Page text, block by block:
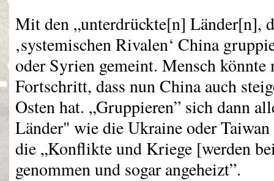
Mit den „unterdrückte[n] Länder[n],
‚systemischen Rivalen‘ China
oder Syrien gemeint. Mensch könnte
Fortschritt, dass nun China auch
Osten hat. „Gruppieren” sich dann
Länder" wie die Ukraine oder
die „Konflikte und Kriege [werden
genommen und sogar angeheizt”.